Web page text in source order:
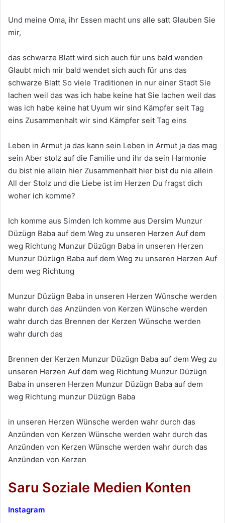
Und meine Oma, ihr Essen macht uns alle satt Glauben Sie
mir,
das schwarze Blatt wird sich auch für uns bald wenden
Glaubt mich mir bald wendet sich auch für uns das
schwarze Blatt So viele Traditionen in nur einer Stadt Sie
lachen weil das was ich habe keine hat Sie lachen weil das
was ich habe keine hat Uyum wir sind Kämpfer seit Tag
eins Zusammenhalt wir sind Kämpfer seit Tag eins
Leben in Armut ja das kann sein Leben in Armut ja das mag
sein Aber stolz auf die Familie und ihr da sein Harmonie
du bist nie allein hier Zusammenhalt hier bist du nie allein
All der Stolz und die Liebe ist im Herzen Du fragst dich
woher ich komme?
Ich komme aus Simden Ich komme aus Dersim Munzur
Düzügn Baba auf dem Weg zu unseren Herzen Auf dem
weg Richtung Munzur Düzügn Baba in unseren Herzen
Munzur Düzügn Baba auf dem Weg zu unseren Herzen Auf
dem weg Richtung
Munzur Düzügn Baba in unseren Herzen Wünsche werden
wahr durch das Anzünden von Kerzen Wünsche werden
wahr durch das Brennen der Kerzen Wünsche werden
wahr durch das
Brennen der Kerzen Munzur Düzügn Baba auf dem Weg zu
unseren Herzen Auf dem weg Richtung Munzur Düzügn
Baba in unseren Herzen Munzur Düzügn Baba auf dem
weg Richtung munzur Düzügn Baba
in unseren Herzen Wünsche werden wahr durch das
Anzünden von Kerzen Wünsche werden wahr durch das
Anzünden von Kerzen Wünsche werden wahr durch das
Anzünden von Kerzen
Saru Soziale Medien Konten
Instagram